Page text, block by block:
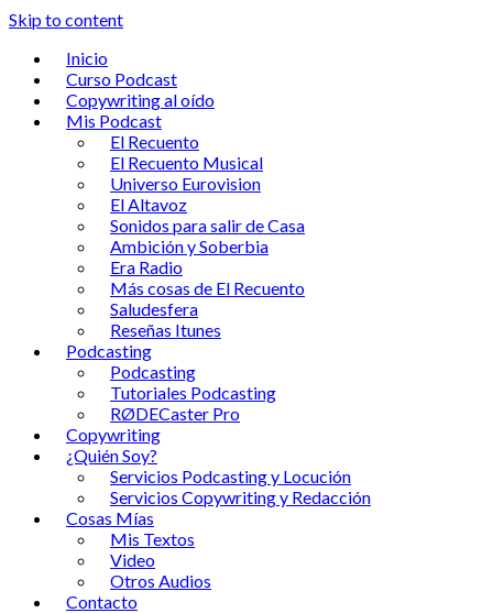
Skip to content
Inicio
Curso Podcast
Copywriting al oído
Mis Podcast
El Recuento
El Recuento Musical
Universo Eurovision
El Altavoz
Sonidos para salir de Casa
Ambición y Soberbia
Era Radio
Más cosas de El Recuento
Saludesfera
Reseñas Itunes
Podcasting
Podcasting
Tutoriales Podcasting
RØDECaster Pro
Copywriting
¿Quién Soy?
Servicios Podcasting y Locución
Servicios Copywriting y Redacción
Cosas Mías
Mis Textos
Video
Otros Audios
Contacto